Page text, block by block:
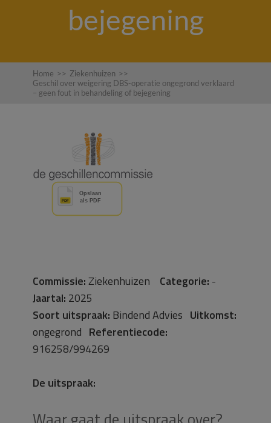
bejegening
Home >> Ziekenhuizen >>
Geschil over weigering DBS-operatie ongegrond verklaard
– geen fout in behandeling of bejegening
Commissie:Ziekenhuizen Categorie: -
Jaartal: 2025
Soort uitspraak: Bindend Advies Uitkomst:
ongegrond Referentiecode:
916258/994269
De uitspraak: